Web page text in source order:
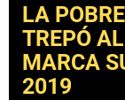
LA
TREPÓ
MARCA
2019